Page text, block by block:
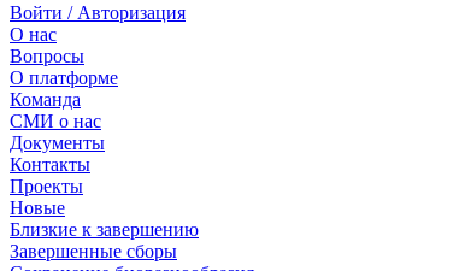
Войти / Авторизация
О нас
Вопросы
О платформе
Команда
СМИ о нас
Документы
Контакты
Проекты
Новые
Близкие к завершению
Завершенные сборы